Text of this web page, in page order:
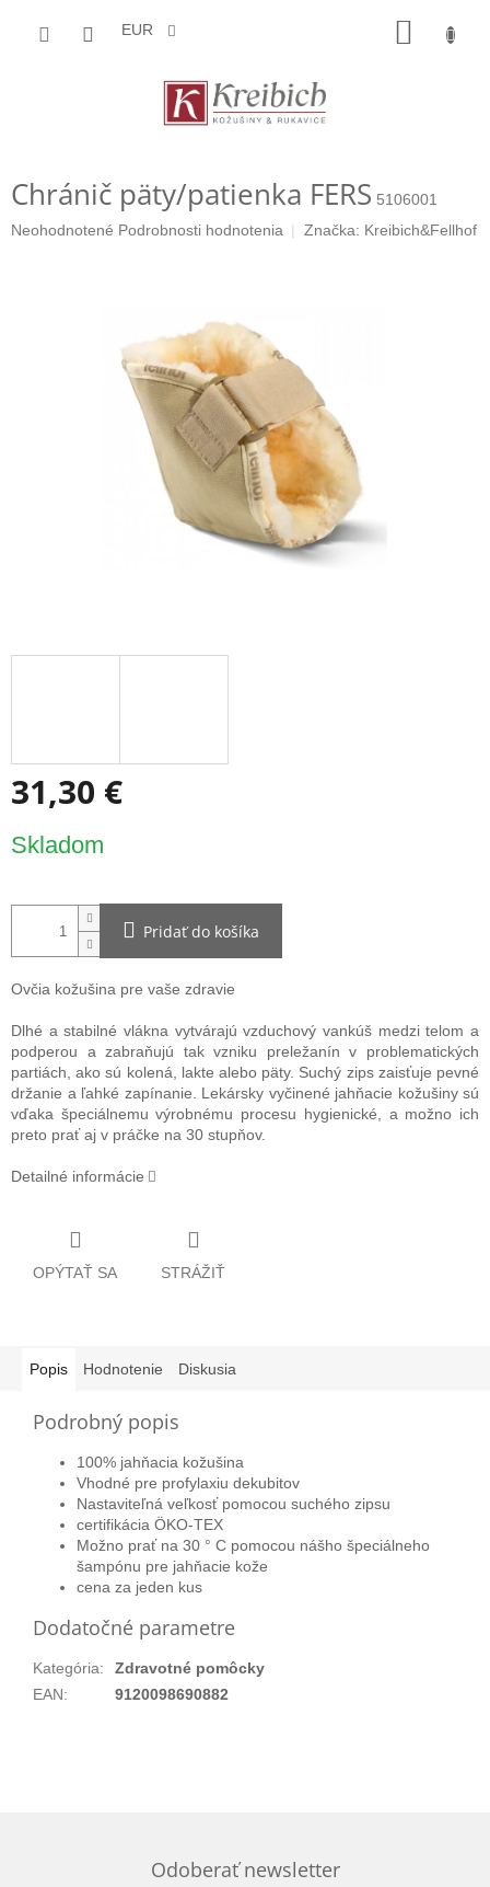
EUR
Chránič päty/patienka FERS 5106001
Priemerné
Neohodnotené Podrobnosti hodnotenia Značka: Kreibich&Fellhof
31,30 €
cena:
Skladom
Pridať do košíka
Ovčia kožušina pre vaše zdravie
Dlhé a stabilné vlákna vytvárajú vzduchový vankúš medzi telom a
podperou a zabraňujú tak vzniku preležanín v problematických
partiách, ako sú kolená, lakte alebo päty. Suchý zips zaisťuje pevné
držanie a ľahké zapínanie. Lekársky vyčinené jahňacie kožušiny sú
vďaka špeciálnemu výrobnému procesu hygienické, a možno ich
preto prať aj v práčke na 30 stupňov.
Detailné informácie
OPÝTAŤ SA STRÁŽIŤ
Popis Hodnotenie Diskusia
Podrobný popis
100% jahňacia kožušina
Vhodné pre profylaxiu dekubitov
Nastaviteľná veľkosť pomocou suchého zipsu
certifikácia ÖKO-TEX
Možno prať na 30 ° C pomocou nášho špeciálneho
šampónu pre jahňacie kože
cena za jeden kus
Dodatočné parametre
Kategória:
Zdravotné pomôcky
EAN: 9120098690882
Odoberať newsletter